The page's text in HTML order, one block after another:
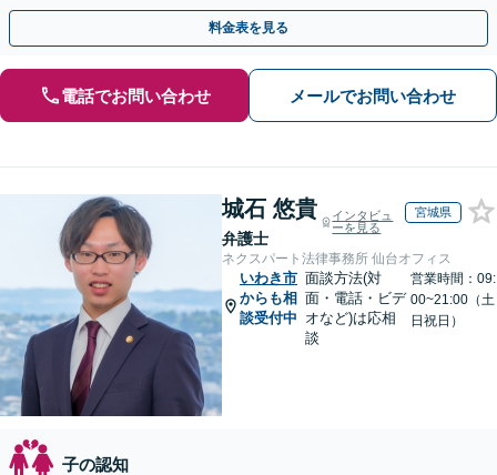
密厳守】
料金表を見る
電話でお問い合わせ メールでお問い合わせ
城石 悠貴
弁護士
インタビュ
ーを見る
宮城県
ネクスパート法律事務所 仙台オフィス
いわき市
からも相
談受付中
面談方法(対
面・電話・ビデ
オなど)は応相
談
営業時間：09:
00~21:00（土
日祝日）
子の認知